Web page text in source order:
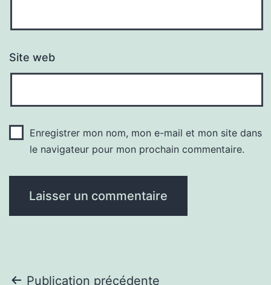
Site web
Enregistrer mon nom, mon e-mail et mon site dans
le navigateur pour mon prochain commentaire.
Publication précédente